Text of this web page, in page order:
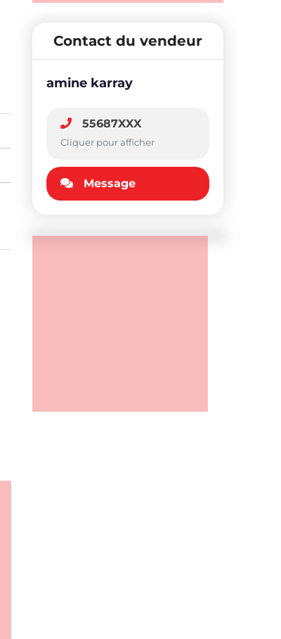
Contact du vendeur
amine karray
55687XXX
Cliquer pour afficher
Message